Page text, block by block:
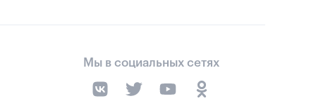
Мы в социальных сетях